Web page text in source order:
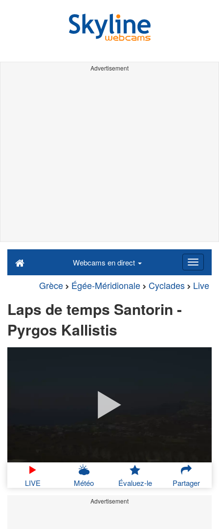
Advertisement
Webcams en direct
Grèce Égée-Méridionale Cyclades Live
Laps de temps Santorin -
Pyrgos Kallistis
LIVE Météo Évaluez-le Partager
Advertisement